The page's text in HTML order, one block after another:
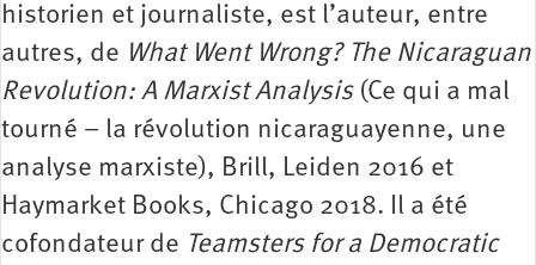
historien et journaliste, est l’auteur, entre
autres, de What Went Wrong? The Nicaraguan
Revolution: A Marxist Analysis(Ce qui a mal
tourné – la révolution nicaraguayenne, une
analyse marxiste), Brill, Leiden 2016 et
Haymarket Books, Chicago 2018. Il a été
cofondateur de Teamsters for a Democratic